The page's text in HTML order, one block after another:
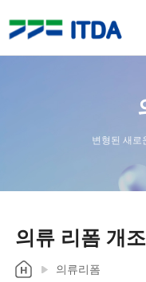
변형된 새로
의류 리폼 개
의류리폼